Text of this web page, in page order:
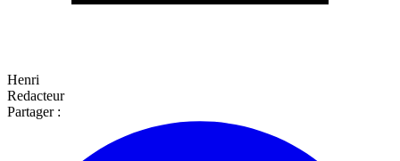
Henri
Redacteur
Partager :